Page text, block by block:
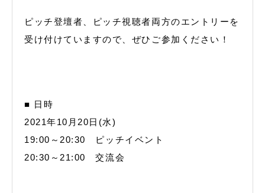
ピッチ登壇者、ピッチ視聴者両方のエントリーを
受け付けていますので、ぜひご参加ください！
■ 日時
2021年10月20日(水)
19:00～20:30 ピッチイベント
20:30～21:00 交流会